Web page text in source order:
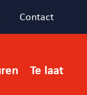
Contact
Te laat